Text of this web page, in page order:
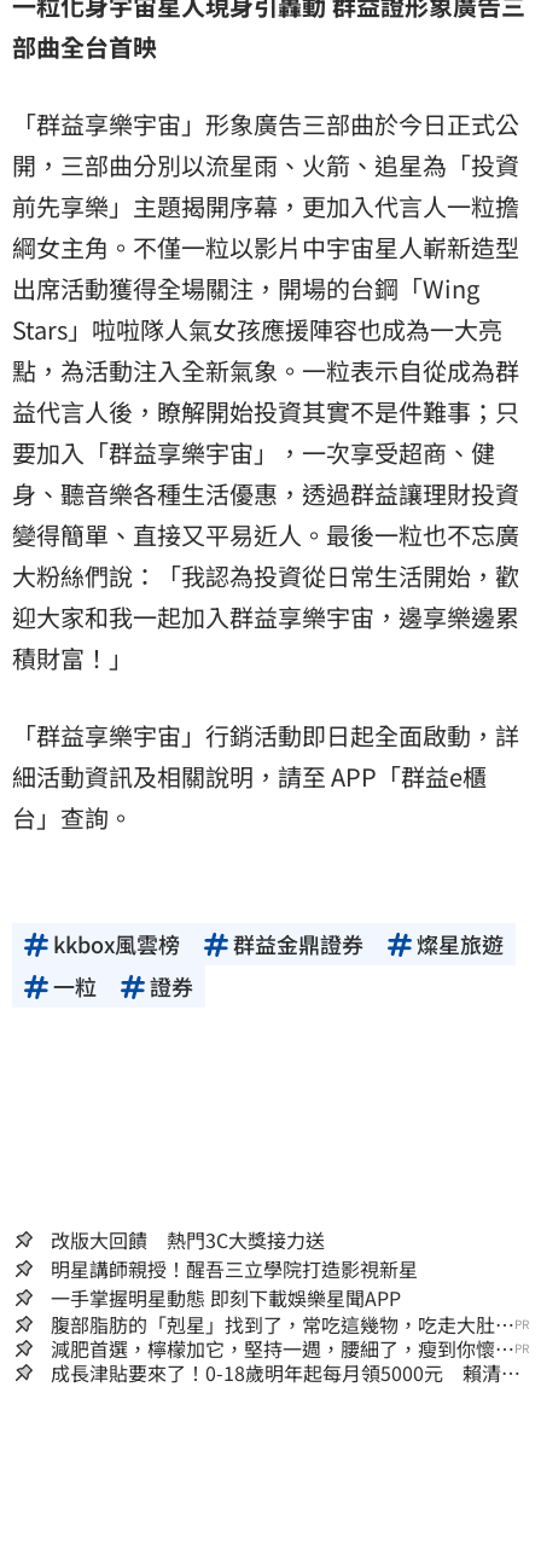
部曲全台首映
「群益享樂宇宙」形象廣告三部曲於今日正式公
開，三部曲分別以流星雨、火箭、追星為「投資
前先享樂」主題揭開序幕，更加入代言人一粒擔
綱女主角。不僅一粒以影片中宇宙星人嶄新造型
出席活動獲得全場關注，開場的台鋼「Wing
Stars」啦啦隊人氣女孩應援陣容也成為一大亮
點，為活動注入全新氣象。一粒表示自從成為群
益代言人後，瞭解開始投資其實不是件難事；只
要加入「群益享樂宇宙」，一次享受超商、健
身、聽音樂各種生活優惠，透過群益讓理財投資
變得簡單、直接又平易近人。最後一粒也不忘廣
大粉絲們說：「我認為投資從日常生活開始，歡
迎大家和我一起加入群益享樂宇宙，邊享樂邊累
積財富！」
「群益享樂宇宙」行銷活動即日起全面啟動，詳
細活動資訊及相關說明，請至 APP「群益e櫃
台」查詢。
kkbox風雲榜 群益金鼎證券
燦星旅遊
一粒
證券
改版大回饋 熱門3C大獎接力送
明星講師親授！醒吾三立學院打造影視新星
一手掌握明星動態 即刻下載娛樂星聞APP
腹部脂肪的「剋星」找到了，常吃這幾物，吃走大肚
囊，瘦出小蠻腰
PR
減肥首選，檸檬加它，堅持一週，腰細了，瘦到你懷疑
人生
PR
成長津貼要來了！0-18歲明年起每月領5000元 賴清